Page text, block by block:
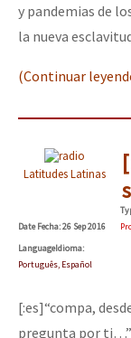
y pandemias de
la nueva
(Continuar
Latitudes Latinas
DateFecha: 26 Sep 2016
LanguageIdioma:
Português, Español
[:es]“compa,
pregunta por ti…”